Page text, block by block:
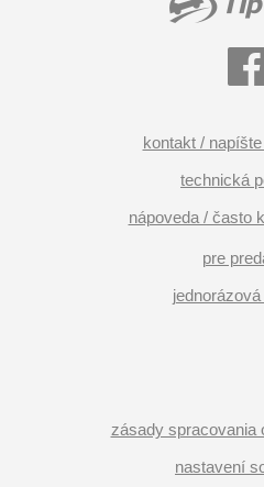
kontakt /
technická
nápoveda / často
pre
zásady spracovania
nastavení